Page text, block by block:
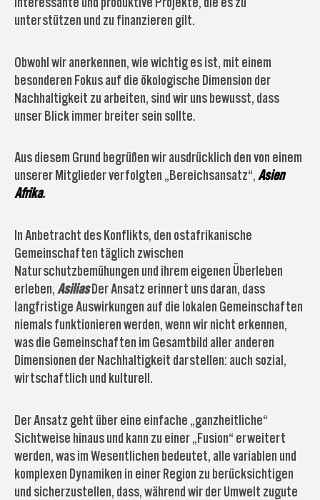
unterstützen und zu finanzieren gilt.
Obwohl wir anerkennen, wie wichtig es ist, mit einem
besonderen Fokus auf die ökologische Dimension der
Nachhaltigkeit zu arbeiten, sind wir uns bewusst, dass
unser Blick immer breiter sein sollte.
Aus diesem Grund begrüßen wir ausdrücklich den von einem
unserer Mitglieder verfolgten „Bereichsansatz“, Asien
Afrika.
In Anbetracht des Konflikts, den ostafrikanische
Gemeinschaften täglich zwischen
Naturschutzbemühungen und ihrem eigenen Überleben
erleben, AsiliasDer Ansatz erinnert uns daran, dass
langfristige Auswirkungen auf die lokalen Gemeinschaften
niemals funktionieren werden, wenn wir nicht erkennen,
was die Gemeinschaften im Gesamtbild aller anderen
Dimensionen der Nachhaltigkeit darstellen: auch sozial,
wirtschaftlich und kulturell.
Der Ansatz geht über eine einfache „ganzheitliche“
Sichtweise hinaus und kann zu einer „Fusion“ erweitert
werden, was im Wesentlichen bedeutet, alle variablen und
komplexen Dynamiken in einer Region zu berücksichtigen
und sicherzustellen, dass, während wir der Umwelt zugute